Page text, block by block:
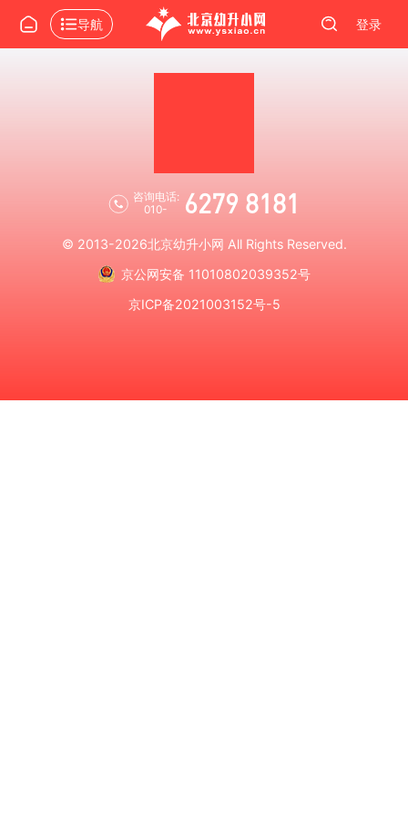
导航 登录
咨询电话:
010-
6279 8181
© 2013-2026北京幼升小网 All Rights Reserved.
京公网安备 11010802039352号
京ICP备2021003152号-5